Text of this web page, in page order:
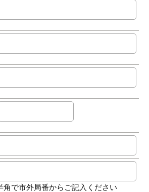
で市外局番からご記入ください